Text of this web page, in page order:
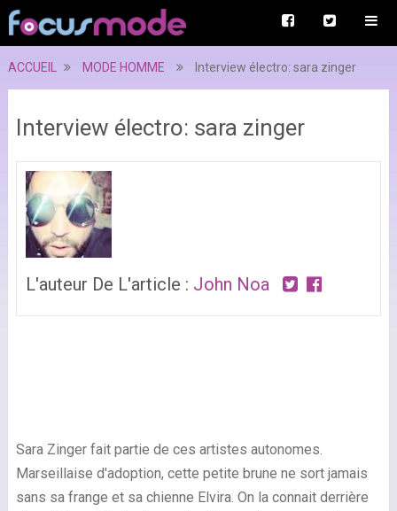
ACCUEIL MODE HOMME Interview électro: sara zinger
Interview électro: sara zinger
L'auteur De L'article : John Noa
Sara Zinger fait partie de ces artistes autonomes.
Marseillaise d'adoption, cette petite brune ne sort jamais
sans sa frange et sa chienne Elvira. On la connait derrière